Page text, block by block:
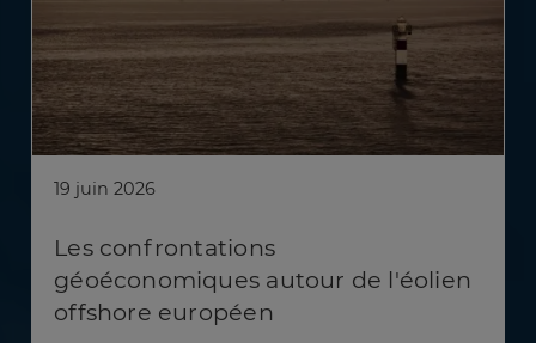
19 juin 2026
Les confrontations
géoéconomiques autour de l'éolien
offshore européen